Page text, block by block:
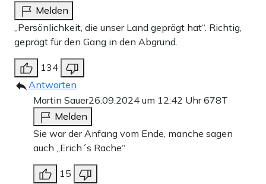
Melden
„Persönlichkeit, die unser Land geprägt hat“. Richtig,
geprägt für den Gang in den Abgrund.
134
Antworten
Martin Sauer26.09.2024 um 12:42 Uhr678T
Melden
Sie war der Anfang vom Ende, manche sagen
auch „Erich´s Rache“
15